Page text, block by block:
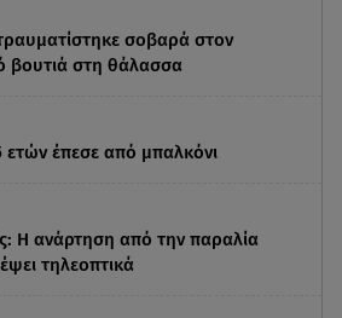
σοβαρά στον
βουτιά στη θάλασσα
ετών έπεσε από μπαλκόνι
Η ανάρτηση από την παραλία
τηλεοπτικά